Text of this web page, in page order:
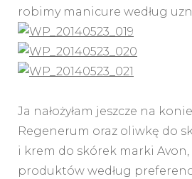
robimy manicure według
Ja nałożyłam jeszcze na
Regenerum oraz oliwkę do
i krem do skórek marki Avon,
produktów według